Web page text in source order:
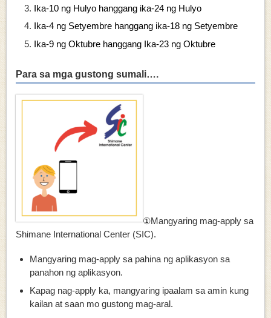
Ika-10 ng Hulyo hanggang ika-24 ng Hulyo
Ika-4 ng Setyembre hanggang ika-18 ng Setyembre
Ika-9 ng Oktubre hanggang Ika-23 ng Oktubre
Para sa mga gustong sumali….
①Mangyaring mag-apply sa
Shimane International Center (SIC).
Mangyaring mag-apply sa pahina ng aplikasyon sa
panahon ng aplikasyon.
Kapag nag-apply ka, mangyaring ipaalam sa amin kung
kailan at saan mo gustong mag-aral.